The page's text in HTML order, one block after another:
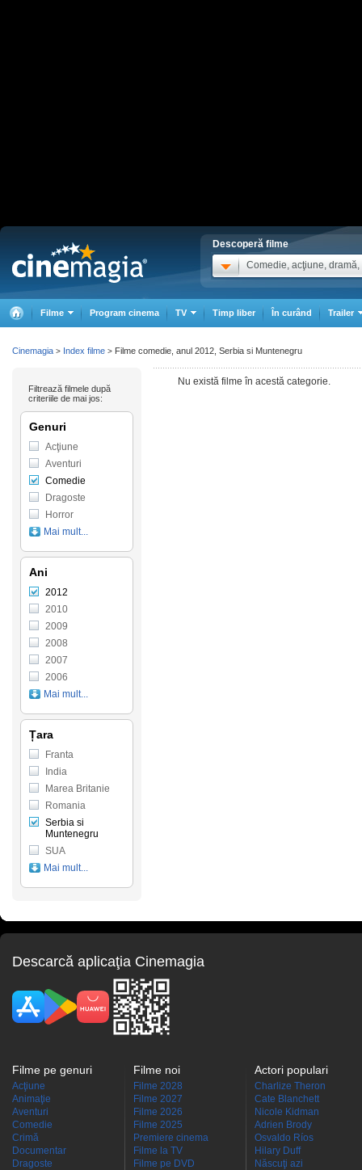
Descoperă filme
Comedie, acţiune, dramă,
Filme Program cinema TV Timp liber În curând Trailer
Nu există filme în acestă categorie.
Filtrează filmele după
criteriile de mai jos:
Genuri
Acţiune
Aventuri
Comedie
Dragoste
Horror
Mai mult...
Ani
2012
2010
2009
2008
2007
2006
Mai mult...
Țara
Franta
India
Marea Britanie
Romania
Serbia si
Muntenegru
SUA
Mai mult...
Cinemagia > Index filme > Filme comedie, anul 2012, Serbia si Muntenegru
Descarcă aplicaţia Cinemagia
Filme pe genuri
Acţiune
Animaţie
Aventuri
Comedie
Crimă
Documentar
Dragoste
Filme noi
Filme 2028
Filme 2027
Filme 2026
Filme 2025
Premiere cinema
Filme la TV
Filme pe DVD
Actori populari
Charlize Theron
Cate Blanchett
Nicole Kidman
Adrien Brody
Osvaldo Ríos
Hilary Duff
Născuţi azi